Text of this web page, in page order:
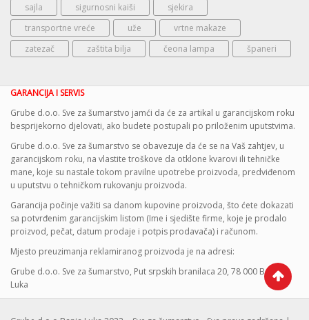
sajla
sigurnosni kaiši
sjekira
transportne vreće
uže
vrtne makaze
zatezač
zaštita bilja čeona lampa španeri
GARANCIJA I SERVIS
Grube d.o.o. Sve za šumarstvo jamći da će za artikal u garancijskom roku
besprijekorno djelovati, ako budete postupali po priloženim uputstvima.
Grube d.o.o. Sve za šumarstvo se obavezuje da će se na Vaš zahtjev, u
garancijskom roku, na vlastite troškove da otklone kvarovi ili tehničke
mane, koje su nastale tokom pravilne upotrebe proizvoda, predviđenom
u uputstvu o tehničkom rukovanju proizvoda.
Garancija počinje važiti sa danom kupovine proizvoda, što ćete dokazati
sa potvrđenim garancijskim listom (Ime i sjedište firme, koje je prodalo
proizvod, pečat, datum prodaje i potpis prodavača) i računom.
Mjesto preuzimanja reklamiranog proizvoda je na adresi:
Grube d.o.o. Sve za šumarstvo, Put srpskih branilaca 20, 78 000 Banja
Luka